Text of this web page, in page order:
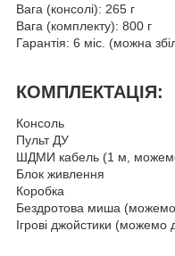
Вага (консолі): 265 г
Вага (комплекту): 800 г
Гарантія: 6 міс. (можна
КОМПЛЕКТАЦІЯ:
Консоль
Пульт ДУ
ШДМИ кабель (1 м,
Блок живлення
Коробка
Бездротова миша (можемо
Ігрові джойстики (можемо